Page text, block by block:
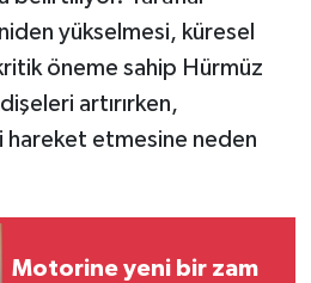
yükselmesi, küresel
öneme sahip Hürmüz
artırırken,
hareket etmesine neden
Motorine yeni bir zam